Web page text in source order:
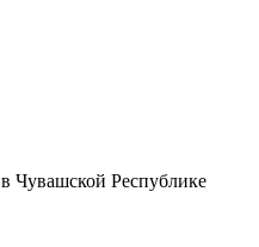
Чувашской Республике